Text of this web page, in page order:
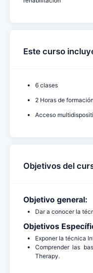
Este curso
6 clases
2 Horas de formación
Acceso
Objetivos del
Objetivo general:
Dar a conocer la
Objetivos
Exponer la técnica
Comprender las
Therapy.